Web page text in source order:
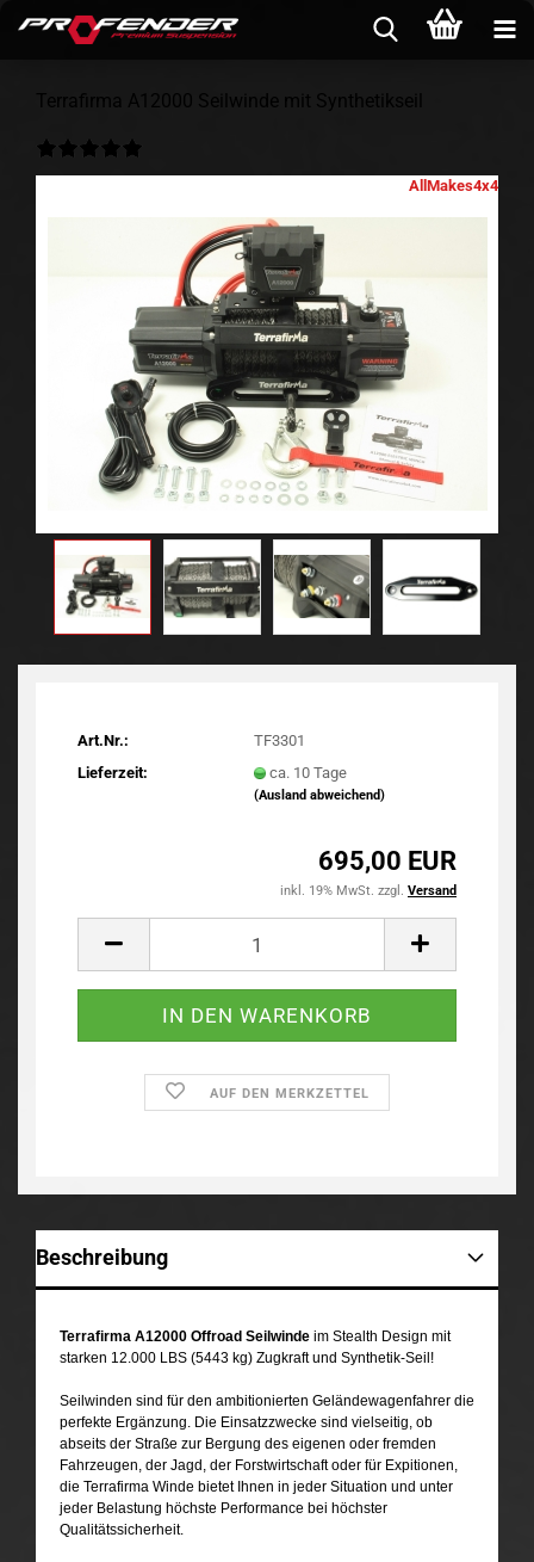
Terrafirma A12000 Seilwinde mit Synthetikseil
AllMakes4x4
Art.Nr.:
TF3301
Lieferzeit:
ca. 10 Tage
(Ausland abweichend)
695,00 EUR
inkl. 19% MwSt. zzgl. Versand
AUF DEN MERKZETTEL
Beschreibung
Terrafirma A12000 Offroad Seilwinde im Stealth Design mit
starken 12.000 LBS (5443 kg) Zugkraft und Synthetik-Seil!
Seilwinden sind für den ambitionierten Geländewagenfahrer die
perfekte Ergänzung. Die Einsatzzwecke sind vielseitig, ob
abseits der Straße zur Bergung des eigenen oder fremden
Fahrzeugen, der Jagd, der Forstwirtschaft oder für Expitionen,
die Terrafirma Winde bietet Ihnen in jeder Situation und unter
jeder Belastung höchste Performance bei höchster
Qualitätssicherheit.